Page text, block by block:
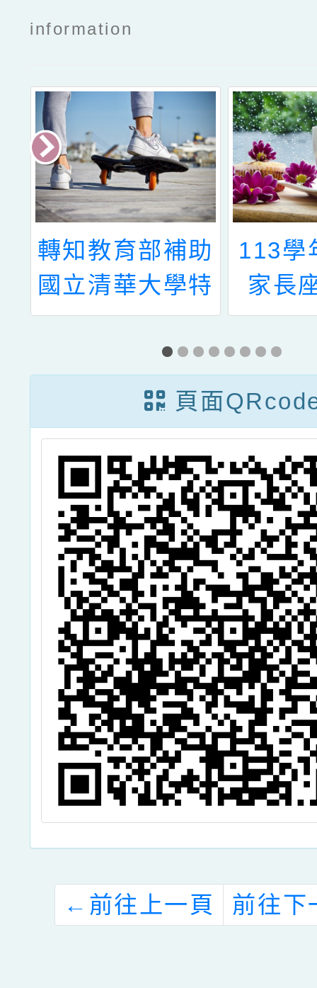
information
轉知教育部補助
國立清華大學特
教中心辦理111
年度輔導區「正
向支持策略研
習」實施計畫一
案，請查照。
113學
家長
料，
頁面
← 前往上一頁 前往下